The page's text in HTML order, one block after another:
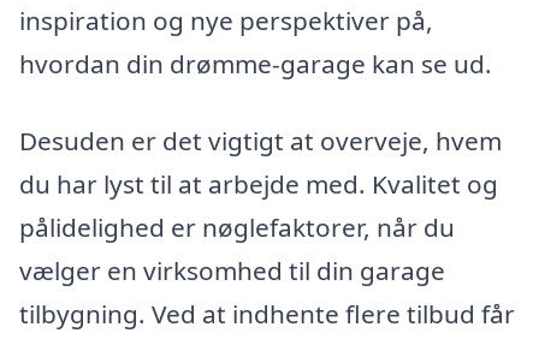
inspiration og nye perspektiver på,
hvordan din drømme-garage kan se ud.
Desuden er det vigtigt at overveje, hvem
du har lyst til at arbejde med. Kvalitet og
pålidelighed er nøglefaktorer, når du
vælger en virksomhed til din garage
tilbygning. Ved at indhente flere tilbud får